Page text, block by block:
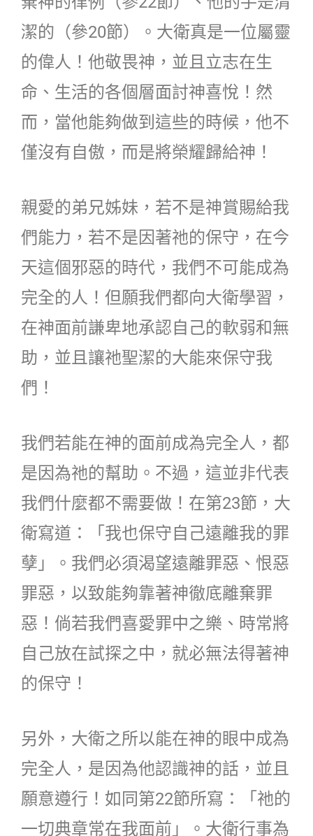
潔的（參20節）。大衛真是一位屬靈
的偉人！他敬畏神，並且立志在生
命、生活的各個層面討神喜悅！然
而，當他能夠做到這些的時候，他不
僅沒有自傲，而是將榮耀歸給神！
親愛的弟兄姊妹，若不是神賞賜給我
們能力，若不是因著祂的保守，在今
天這個邪惡的時代，我們不可能成為
完全的人！但願我們都向大衛學習，
在神面前謙卑地承認自己的軟弱和無
助，並且讓祂聖潔的大能來保守我
們！
我們若能在神的面前成為完全人，都
是因為祂的幫助。不過，這並非代表
我們什麼都不需要做！在第23節，大
衛寫道：「我也保守自己遠離我的罪
孽」。我們必須渴望遠離罪惡、恨惡
罪惡，以致能夠靠著神徹底離棄罪
惡！倘若我們喜愛罪中之樂、時常將
自己放在試探之中，就必無法得著神
的保守！
另外，大衛之所以能在神的眼中成為
完全人，是因為他認識神的話，並且
願意遵行！如同第22節所寫：「祂的
一切典章常在我面前」。大衛行事為